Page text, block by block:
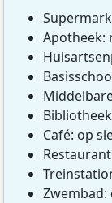
Apotheek:
Café: op
Zwembad: